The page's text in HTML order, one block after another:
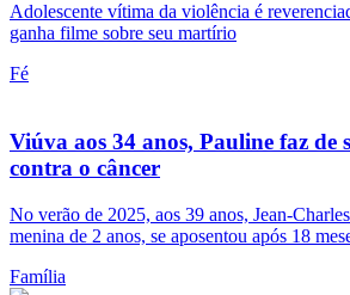
Adolescente vítima da violência é
ganha filme sobre seu martírio
Fé
Viúva aos 34 anos, Pauline faz de
contra o câncer
No verão de 2025, aos 39 anos, Jean-
menina de 2 anos, se aposentou após 18
Família